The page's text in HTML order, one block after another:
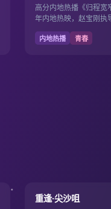
高分内地热播《归程
年内地热映，赵宝刚执
电影电视剧免费，
站畅看。
内地热播 青春
9.5
重逢·尖沙咀